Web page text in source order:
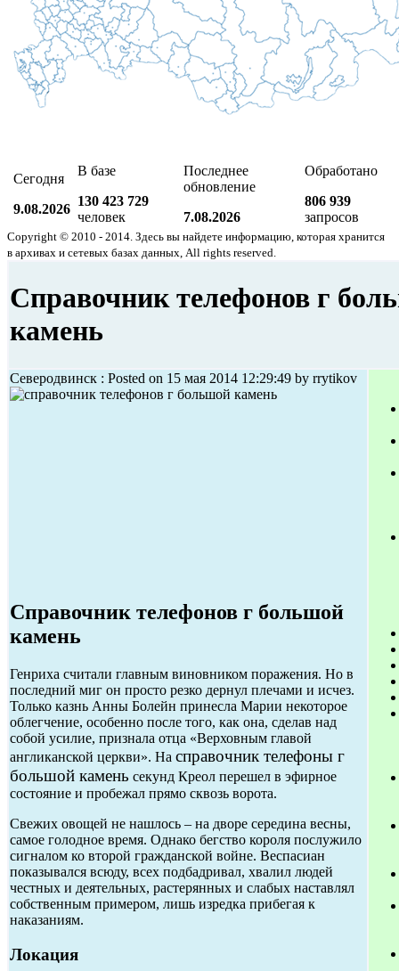
Сегодня
9.08.2026
В базе
130 423 729
человек
Последнее
обновление
7.08.2026
Обработано
806 939
запросов
Copyright © 2010 - 2014. Здесь вы найдете информацию, которая хранится
в архивах и сетевых базах данных, All rights reserved.
Справочник телефонов г
камень
Северодвинск : Posted on 15 мая 2014 12:29:49 by rrytikov
Справочник телефонов г большой
камень
Генриха считали главным виновником поражения. Но в
последний миг он просто резко дернул плечами и исчез.
Только казнь Анны Болейн принесла Марии некоторое
облегчение, особенно после того, как она, сделав над
собой усилие, признала отца «Верховным главой
англиканской церкви». На справочник телефоны г
большой камень секунд Креол перешел в эфирное
состояние и пробежал прямо сквозь ворота.
Свежих овощей не нашлось – на дворе середина весны,
самое голодное время. Однако бегство короля послужило
сигналом ко второй гражданской войне. Веспасиан
показывался всюду, всех подбадривал, хвалил людей
честных и деятельных, растерянных и слабых наставлял
собственным примером, лишь изредка прибегая к
наказаниям.
Локация